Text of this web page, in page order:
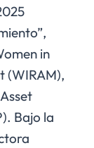
in
(WIRAM),
Bajo la